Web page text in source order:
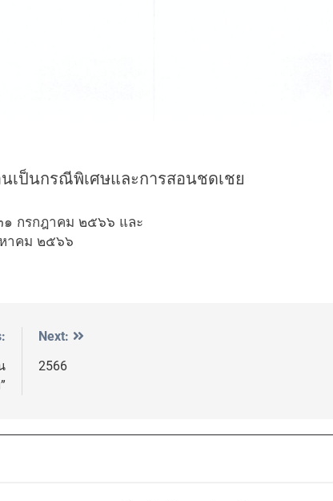
เป็นกรณีพิเศษและการสอนชดเชย
กรกฎาคม ๒๕๖๖ และ
าคม ๒๕๖๖
Next:
2566